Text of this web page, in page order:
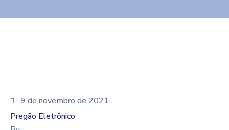
9 de novembro de 2021
Pregão Eletrônico